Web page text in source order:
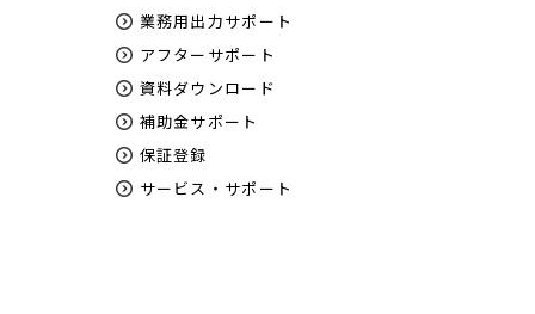
業務用出力サポート
アフターサポート
資料ダウンロード
補助金サポート
保証登録
サービス・サポート